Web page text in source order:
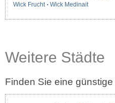
Wick Frucht
Wick Medinait
Weitere Städte
Finden Sie eine günstige